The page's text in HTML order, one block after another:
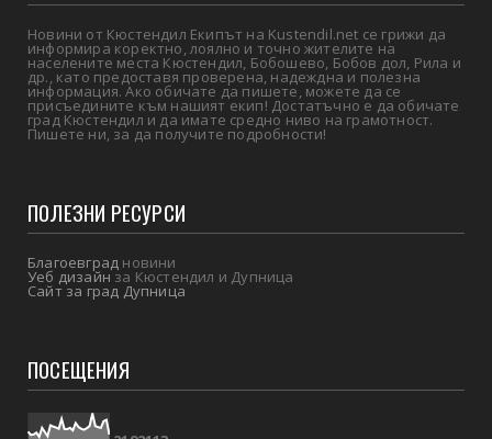
Новини от Кюстендил Екипът на Kustendil.net се грижи да
информира коректно, лоялно и точно жителите на
населените места Кюстендил, Бобошево, Бобов дол, Рила и
др., като предоставя проверена, надеждна и полезна
информация. Ако обичате да пишете, можете да се
присъедините към нашият екип! Достатъчно е да обичате
град Кюстендил и да имате средно ниво на грамотност.
Пишете ни, за да получите подробности!
ПОЛЕЗНИ РЕСУРСИ
Благоевград новини
Уеб дизайнза Кюстендил и Дупница
Сайт за град Дупница
ПОСЕЩЕНИЯ